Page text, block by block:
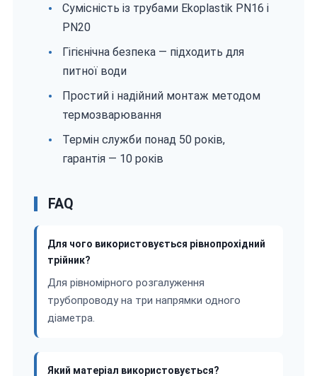
Сумісність із трубами Ekoplastik PN16 і
PN20
Гігієнічна безпека — підходить для
питної води
Простий і надійний монтаж методом
термозварювання
Термін служби понад 50 років,
гарантія — 10 років
FAQ
Для чого використовується рівнопрохідний
трійник?
Для рівномірного розгалуження
трубопроводу на три напрямки одного
діаметра.
Який матеріал використовується?